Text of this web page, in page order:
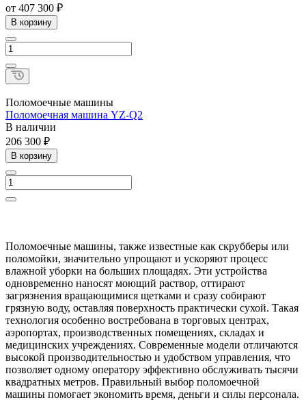
от 407 300 ₽
В корзину
Поломоечные машины
Поломоечная машина YZ-Q2
В наличии
206 300 ₽
В корзину
Поломоечные машины, также известные как скрубберы или
поломойки, значительно упрощают и ускоряют процесс
влажной уборки на больших площадях. Эти устройства
одновременно наносят моющий раствор, оттирают
загрязнения вращающимися щетками и сразу собирают
грязную воду, оставляя поверхность практически сухой. Такая
технология особенно востребована в торговых центрах,
аэропортах, производственных помещениях, складах и
медицинских учреждениях. Современные модели отличаются
высокой производительностью и удобством управления, что
позволяет одному оператору эффективно обслуживать тысячи
квадратных метров. Правильный выбор поломоечной
машины помогает экономить время, деньги и силы персонала.